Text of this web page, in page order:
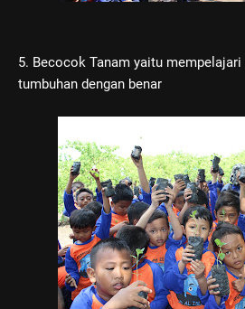
5. Becocok Tanam yaitu
tumbuhan dengan benar